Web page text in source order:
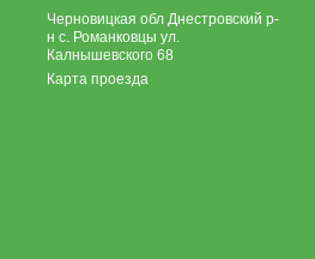
Черновицкая обл Днестровский р-
н с. Романковцы ул.
Калнышевского 68
Карта проезда